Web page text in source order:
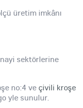
üretim imkânı
sektörlerine
no:4 veçivili kroşe
yle sunulur.